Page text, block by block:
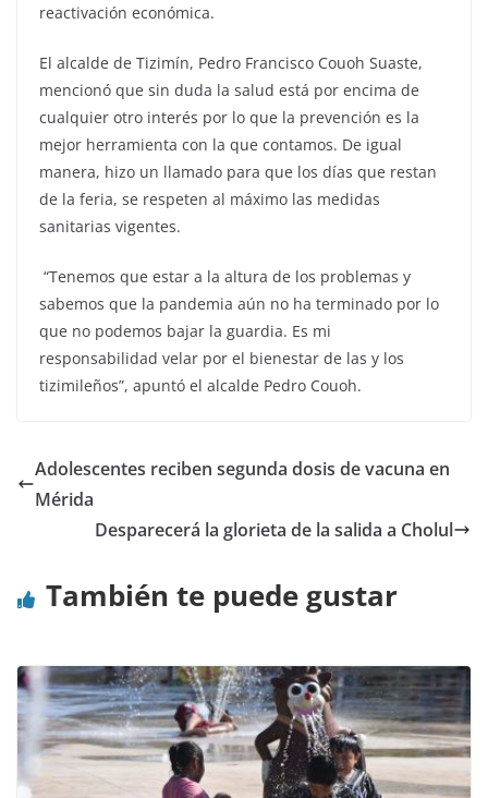
reactivación económica.
El alcalde de Tizimín, Pedro Francisco Couoh Suaste,
mencionó que sin duda la salud está por encima de
cualquier otro interés por lo que la prevención es la
mejor herramienta con la que contamos. De igual
manera, hizo un llamado para que los días que restan
de la feria, se respeten al máximo las medidas
sanitarias vigentes.
“Tenemos que estar a la altura de los problemas y
sabemos que la pandemia aún no ha terminado por lo
que no podemos bajar la guardia. Es mi
responsabilidad velar por el bienestar de las y los
tizimileños”, apuntó el alcalde Pedro Couoh.
Adolescentes reciben segunda dosis de vacuna en
Mérida
Desparecerá la glorieta de la salida a Cholul
También te puede gustar